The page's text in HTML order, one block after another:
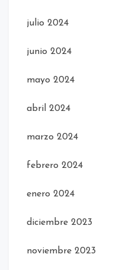
julio 2024
junio 2024
mayo 2024
abril 2024
marzo 2024
febrero 2024
enero 2024
diciembre 2023
noviembre 2023